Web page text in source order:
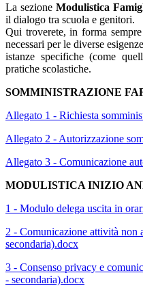
La sezioneModulistica
il dialogo tra scuola e genitori.
Qui troverete, in forma
necessari per le diverse
istanze specifiche (come
pratiche scolastiche.
SOMMINISTRAZIONE
Allegato 1 - Richiesta
Allegato 2 - Autorizzazione
Allegato 3 - Comunicazione
MODULISTICA INIZIO
1 - Modulo delega uscita in
2 - Comunicazione attività non
secondaria).docx
3 - Consenso privacy e
- secondaria).docx